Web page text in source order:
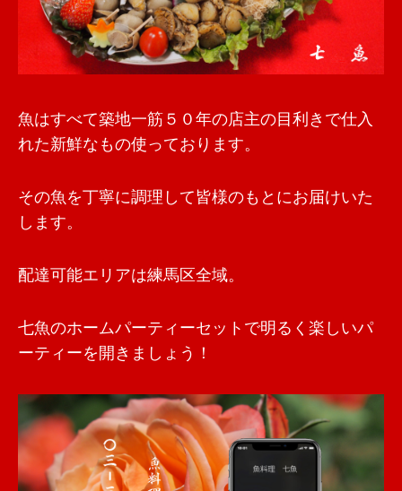
魚はすべて築地一筋５０年の店主の目利きで仕入
れた新鮮なもの使っております。
その魚を丁寧に調理して皆様のもとにお届けいた
します。
配達可能エリアは練馬区全域。
七魚のホームパーティーセットで明るく楽しいパ
ーティーを開きましょう！